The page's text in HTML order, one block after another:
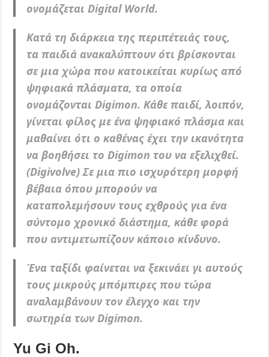
ονομάζεται Digital World.
Κατά τη διάρκεια της περιπέτειάς τους,
τα παιδιά ανακαλύπτουν ότι βρίσκονται
σε μια χώρα που κατοικείται κυρίως από
ψηφιακά πλάσματα, τα οποία
ονομάζονται Digimon. Κάθε παιδί, λοιπόν,
γίνεται φίλος με ένα ψηφιακό πλάσμα και
μαθαίνει ότι ο καθένας έχει την ικανότητα
να βοηθήσει το Digimon του να εξελιχθεί.
(Digivolve) Σε μια πιο ισχυρότερη μορφή
βέβαια όπου μπορούν να
καταπολεμήσουν τους εχθρούς για ένα
σύντομο χρονικό διάστημα, κάθε φορά
που αντιμετωπίζουν κάποιο κίνδυνο.
Ένα ταξίδι φαίνεται να ξεκινάει γι αυτούς
τους μικρούς μπόμπιρες που τώρα
αναλαμβάνουν τον έλεγχο και την
σωτηρία των Digimon.
Yu Gi Oh.